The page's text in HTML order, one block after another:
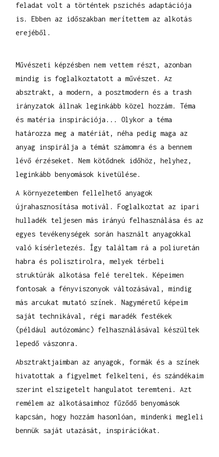
feladat volt a történtek pszichés adaptációja
is. Ebben az időszakban merítettem az alkotás
erejéből.
Művészeti képzésben nem vettem részt, azonban
mindig is foglalkoztatott a művészet. Az
absztrakt, a modern, a posztmodern és a trash
irányzatok állnak leginkább közel hozzám. Téma
és matéria inspirációja... Olykor a téma
határozza meg a matériát, néha pedig maga az
anyag inspirálja a témát számomra és a bennem
lévő érzéseket. Nem kötődnek időhöz, helyhez,
leginkább benyomások kivetülése.
A környezetemben fellelhető anyagok
újrahasznosítása motivál. Foglalkoztat az ipari
hulladék teljesen más irányú felhasználása és az
egyes tevékenységek során használt anyagokkal
való kísérletezés. Így találtam rá a poliuretán
habra és polisztirolra, melyek térbeli
struktúrák alkotása felé tereltek. Képeimen
fontosak a fényviszonyok változásával, mindig
más arcukat mutató színek. Nagyméretű képeim
saját technikával, régi maradék festékek
(például autózománc) felhasználásával készültek
lepedő vászonra.
Absztraktjaimban az anyagok, formák és a színek
hivatottak a figyelmet felkelteni, és szándékaim
szerint elszigetelt hangulatot teremteni. Azt
remélem az alkotásaimhoz fűződő benyomások
kapcsán, hogy hozzám hasonlóan, mindenki megleli
bennük saját utazását, inspirációkat.